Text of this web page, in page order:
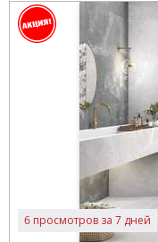
6 просмотров за 7 дней